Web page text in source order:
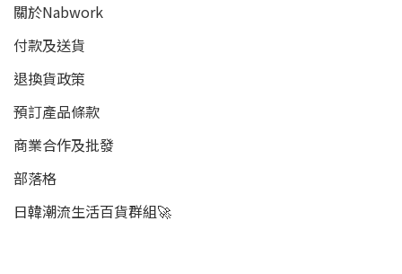
關於Nabwork
付款及送貨
退換貨政策
預訂產品條款
商業合作及批發
部落格
日韓潮流生活百貨群組🚀